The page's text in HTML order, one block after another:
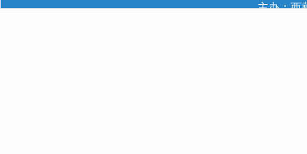
主办：西